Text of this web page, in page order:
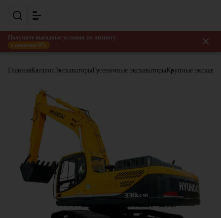
Получите выгодные условия по лизингу
с авансом 0%
Главная КаталогЭкскаваторы Гусеничные экскаваторы Крупные